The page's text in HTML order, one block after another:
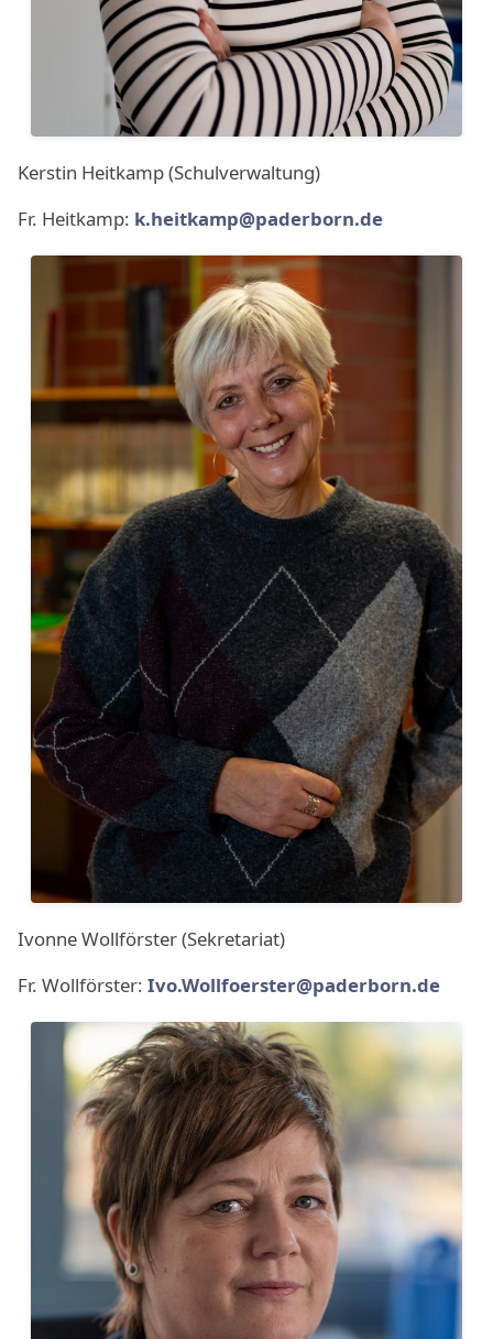
Kerstin Heitkamp (Schulverwaltung)
Fr. Heitkamp: k.heitkamp@paderborn.de
Ivonne Wollförster (Sekretariat)
Fr. Wollförster: Ivo.Wollfoerster@paderborn.de